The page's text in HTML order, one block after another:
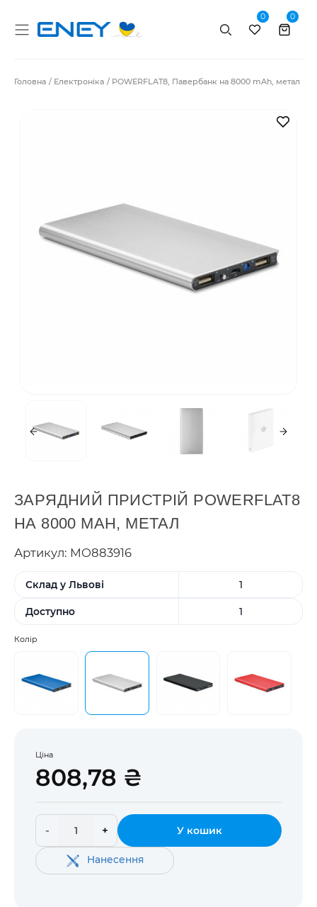
Пошук
0 0
Головна Електроніка POWERFLAT8, Павербанк на 8000 mAh, метал
В
ЗАРЯДНИЙ ПРИСТРІЙ POWERFLAT8
НА 8000 MAH, МЕТАЛ
Артикул: MO883916
Склад у Львові 1
Доступно 1
Колір
Ціна
808,78 ₴
- + У кошик
Нанесення